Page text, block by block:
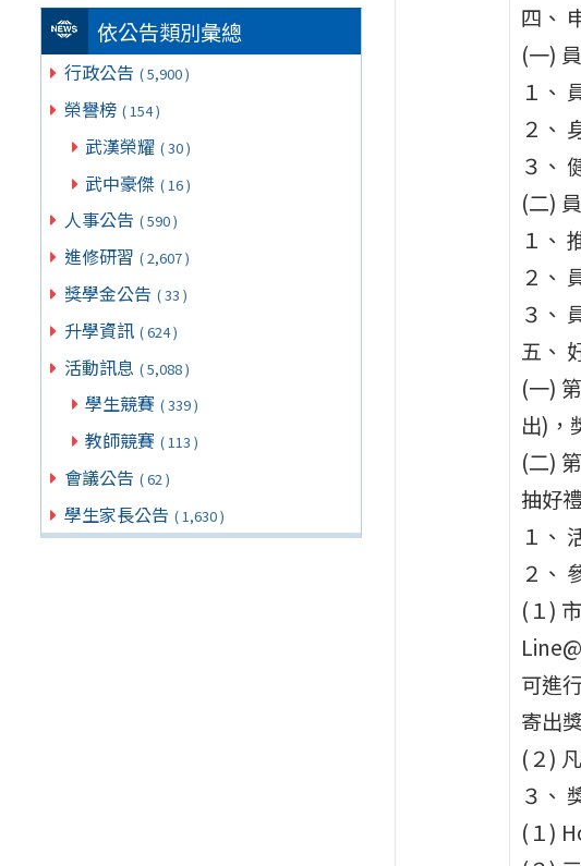
依公告類別彙總
行政公告 ( 5,900 )
榮譽榜 ( 154 )
武漢榮耀 ( 30 )
武中豪傑 ( 16 )
人事公告 ( 590 )
進修研習 ( 2,607 )
獎學金公告 ( 33 )
升學資訊 ( 624 )
活動訊息 ( 5,088 )
學生競賽 ( 339 )
教師競賽 ( 113 )
會議公告 ( 62 )
學生家長公告 ( 1,630 )
四、
(一)
１、
２、
３、
(二)
１、
２、
３、
五、
(一)
出)，
(二)
抽好
１、
２、
(１)
可進
寄出
(２)
３、
(１)